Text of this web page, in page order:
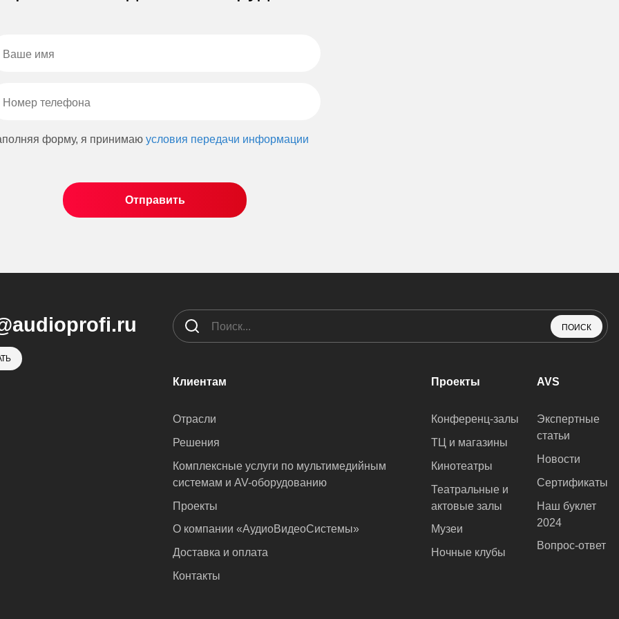
форму, я принимаю условия передачи информации
ПОИСК
Клиентам
Отрасли
Решения
Комплексные услуги по мультимедийным
системам и AV-оборудованию
Проекты
О компании «АудиоВидеоСистемы»
Доставка и оплата
Контакты
Проекты
Конференц-залы
ТЦ и магазины
Кинотеатры
Театральные и
актовые залы
Музеи
Ночные клубы
AVS
Экспертные
статьи
Новости
Сертификаты
Наш буклет
2024
Вопрос-ответ